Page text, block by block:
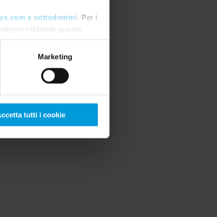
e sottodomini. Per i
visitando questo
il consenso.
Marketing
tutti i cookie